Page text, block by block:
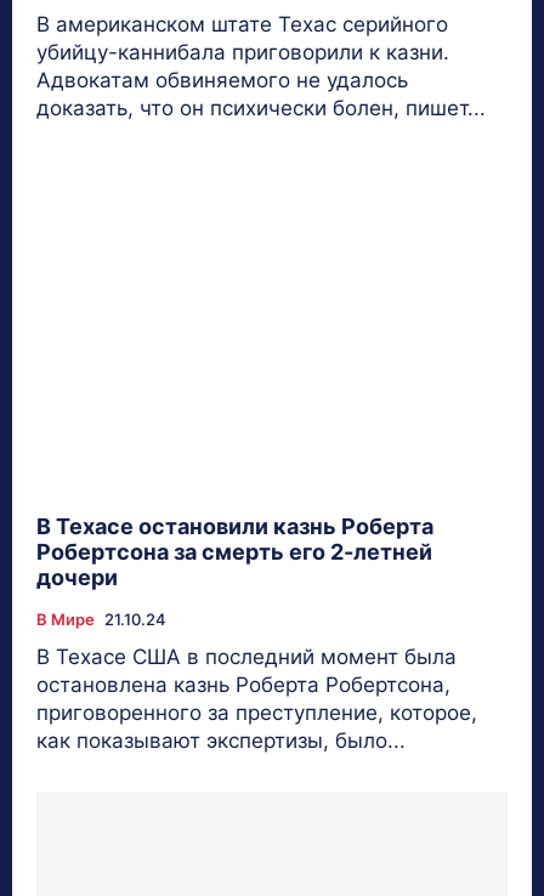
В американском штате Техас серийного
убийцу-каннибала приговорили к казни.
Адвокатам обвиняемого не удалось
доказать, что он психически болен, пишет...
В Техасе остановили казнь Роберта
Робертсона за смерть его 2-летней
дочери
В Мире 21.10.24
В Техасе США в последний момент была
остановлена казнь Роберта Робертсона,
приговоренного за преступление, которое,
как показывают экспертизы, было...